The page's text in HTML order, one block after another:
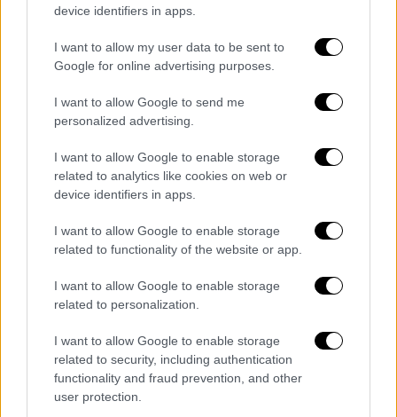
device identifiers in apps.
I want to allow my user data to be sent to
Google for online advertising purposes.
I want to allow Google to send me
personalized advertising.
I want to allow Google to enable storage
related to analytics like cookies on web or
device identifiers in apps.
I want to allow Google to enable storage
related to functionality of the website or app.
I want to allow Google to enable storage
related to personalization.
I want to allow Google to enable storage
related to security, including authentication
functionality and fraud prevention, and other
user protection.
ΟΛΕΣ ΟΙ ΕΙΔΗΣΕΙΣ
Τα Ρίχτερ «γκρέμισαν» το αφήγημα
- Πληθαίνουν οι φωνές για «Συμμορία
Εργολάβων»
Εφιάλτης δίχως τέλος σε Τουρκία-
Συρία: Φόβοι για εξάπλωση χολέρας και
προειδοποίηση για έξαρση μολύνσεων
Επίδομα προσωπικής διαφοράς: Με
συντάξεις έως 1.200 ή 1.500 ευρώ οι
Πώς θα γίνουν οι εγγραφές σε
νηπιαγωγεία και δημοτικά: Προθεσμίες
και δικαιολογητικά - Τι ισχύει για
ολοήμερα και ιδιωτικά
Ενας στους τέσσερις συζητά τα
προσωπικά του με τους οδηγούς ταξί -